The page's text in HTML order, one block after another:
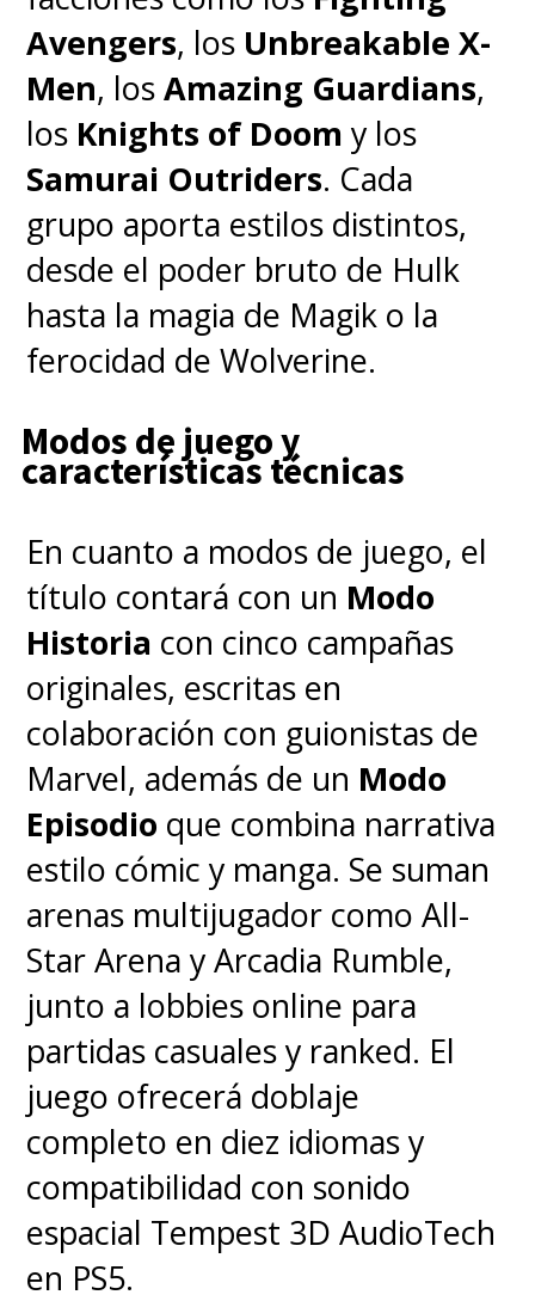
Avengers, los Unbreakable X-
Men, losAmazing Guardians,
los Knights of Doom y los
Samurai Outriders. Cada
grupo aporta estilos distintos,
desde el poder bruto de Hulk
hasta la magia de Magik o la
ferocidad de Wolverine.
Modos de juego y
características técnicas
En cuanto a modos de juego, el
título contará con un Modo
Historia con cinco campañas
originales, escritas en
colaboración con guionistas de
Marvel, además de un Modo
Episodio que combina narrativa
estilo cómic y manga. Se suman
arenas multijugador como All-
Star Arena y Arcadia Rumble,
junto a lobbies online para
partidas casuales y ranked. El
juego ofrecerá doblaje
completo en diez idiomas y
compatibilidad con sonido
espacial Tempest 3D AudioTech
en PS5.